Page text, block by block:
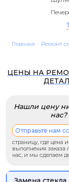
Главная Ремонт
ЦЕНЫ НА
Нашли цену
нас?
Отправьте нам
страницу, где цена
выполнения заказа
нас, и мы сделаем